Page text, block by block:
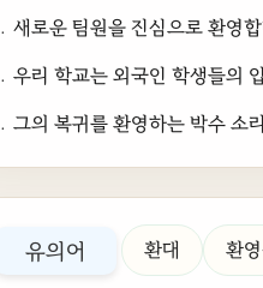
﹒새로운 팀원을 진심으로 환영
﹒우리 학교는 외국인 학생들의
﹒그의 복귀를 환영하는 박수 소
유의어 환대 환